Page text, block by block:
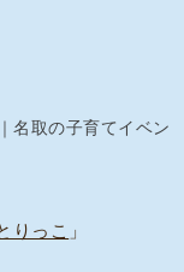
名取の子育てイベン
りっこ 」